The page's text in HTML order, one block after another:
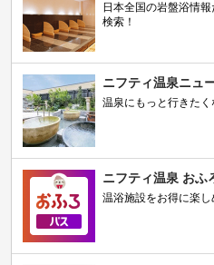
日本全国の岩盤浴情
検索！
ニフティ温泉ニュ
温泉にもっと行きた
ニフティ温泉 おふ
温浴施設をお得に楽